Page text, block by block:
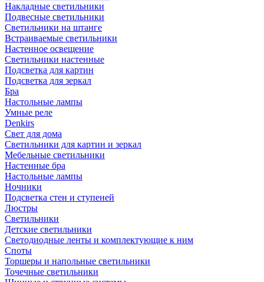
Накладные светильники
Подвесные светильники
Светильники на штанге
Встраиваемые светильники
Настенное освещение
Светильники настенные
Подсветка для картин
Подсветка для зеркал
Бра
Настольные лампы
Умные реле
Denkirs
Свет для дома
Светильники для картин и зеркал
Мебельные светильники
Настенные бра
Настольные лампы
Ночники
Подсветка стен и ступеней
Люстры
Светильники
Детские светильники
Светодиодные ленты и комплектующие к ним
Споты
Торшеры и напольные светильники
Точечные светильники